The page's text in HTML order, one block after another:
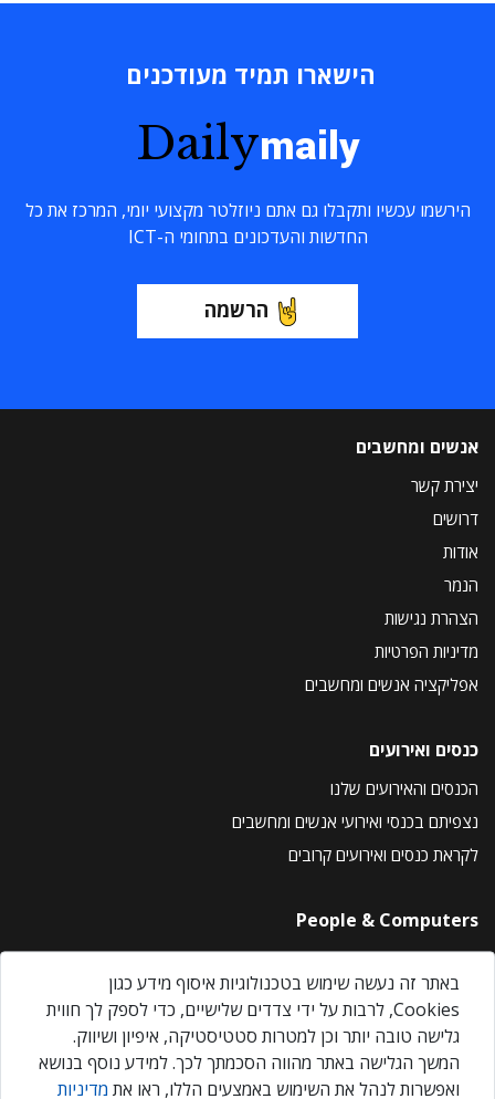
הישארו תמיד מעודכנים
Dailymaily
הירשמו עכשיו ותקבלו גם אתם ניוזלטר מקצועי יומי, המרכז את כל
החדשות והעדכונים בתחומי ה-ICT
הרשמה
אנשים ומחשבים
יצירת קשר
דרושים
אודות
הנמר
הצהרת נגישות
מדיניות הפרטיות
אפליקציה אנשים ומחשבים
כנסים ואירועים
הכנסים והאירועים שלנו
נצפיתם בכנסי ואירועי אנשים ומחשבים
לקראת כנסים ואירועים קרובים
People & Computers
About Us
Privacy Policy
Contact Us
Our Events
באתר זה נעשה שימוש בטכנולוגיות איסוף מידע כגון
Cookies, לרבות על ידי צדדים שלישיים, כדי לספק לך חווית
גלישה טובה יותר וכן למטרות סטטיסטיקה, איפיון ושיווק.
המשך הגלישה באתר מהווה הסכמתך לכך. למידע נוסף בנושא
ואפשרות לנהל את השימוש באמצעים הללו, ראו את מדיניות